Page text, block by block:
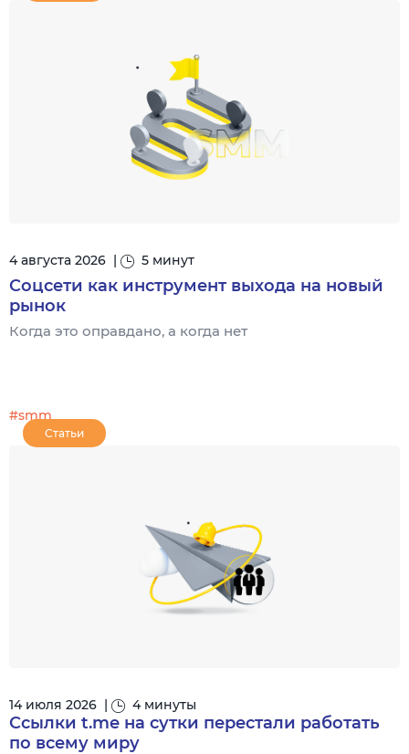
4 августа 2026 | 5 минут
Соцсети как инструмент выхода на новый
рынок
Когда это оправдано, а когда нет
#smm
Статьи
14 июля 2026 | 4 минуты
Ссылки t.me на сутки перестали работать
по всему миру